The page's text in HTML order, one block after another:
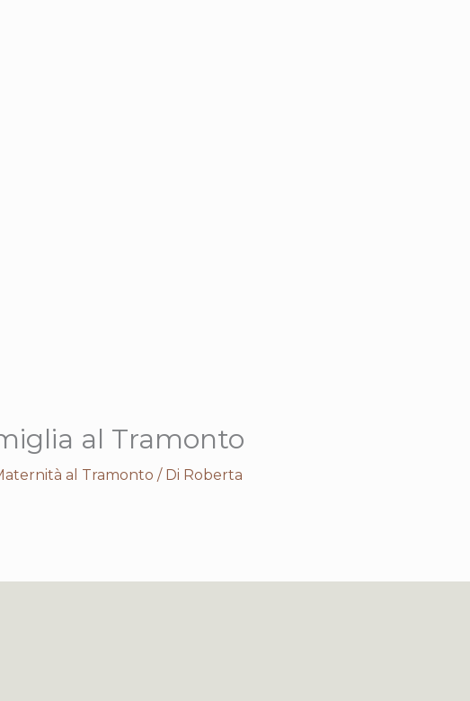
al Tramonto
al Tramonto / Di Roberta